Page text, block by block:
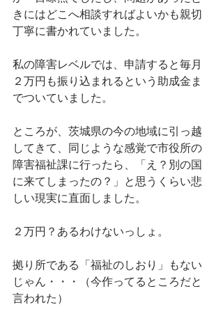
きにはどこへ相談すればよいかも親切
丁寧に書かれていました。
私の障害レベルでは、申請すると毎月
２万円も振り込まれるという助成金ま
でついていました。
ところが、茨城県の今の地域に引っ越
してきて、同じような感覚で市役所の
障害福祉課に行ったら、「え？別の国
に来てしまったの？」と思うくらい悲
しい現実に直面しました。
２万円？あるわけないっしょ。
拠り所である「福祉のしおり」もない
じゃん・・・（今作ってるところだと
言われた）